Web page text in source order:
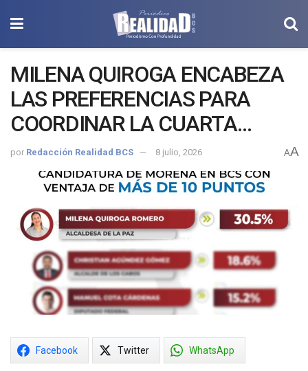
MILENA QUIROGA ENCABEZA
LAS PREFERENCIAS PARA
COORDINAR LA CUARTA
TRANSFORMACIÓN EN BAJA
CALIFORNIA SUR
por Redacción Realidad BCS 8 julio, 2026 AA
Facebook Twitter WhatsApp